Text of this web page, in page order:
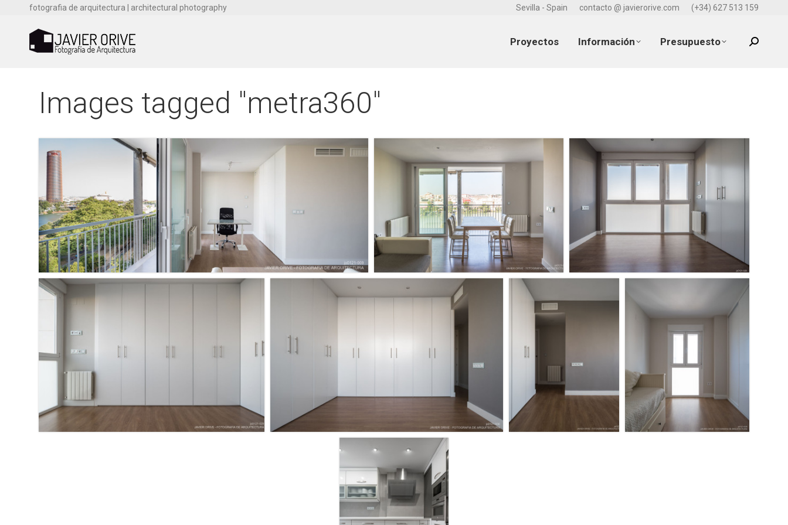
fotografia de arquitectura | architectural photography Sevilla - Spain contacto @ javierorive.com (+34) 627 513 159
Proyectos Información Presupuesto Search:
Images tagged "metra360"